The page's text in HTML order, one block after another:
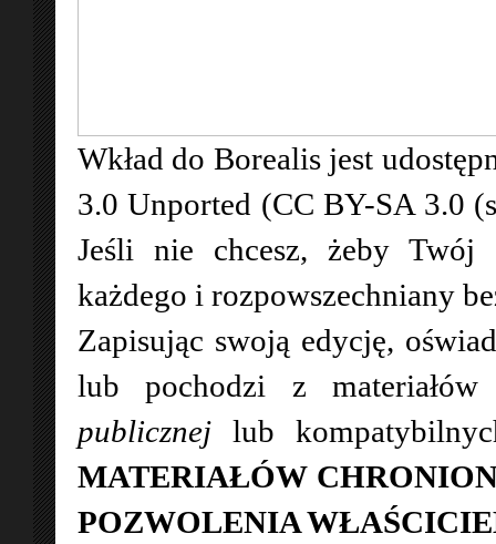
Wkład do Borealis jest
3.0 Unported (CC BY-SA 3.0
Jeśli nie chcesz, żeby Twój
każdego i rozpowszechniany
Zapisując swoją edycję,
lub pochodzi z
publicznej lub
MATERIAŁÓW
POZWOLENIA